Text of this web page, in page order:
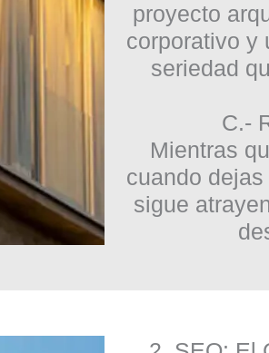
proyecto
corporativo y
seriedad
C.-
Mientras
cuando
sigue